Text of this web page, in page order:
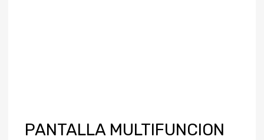
PANTALLA MULTIFUNCION